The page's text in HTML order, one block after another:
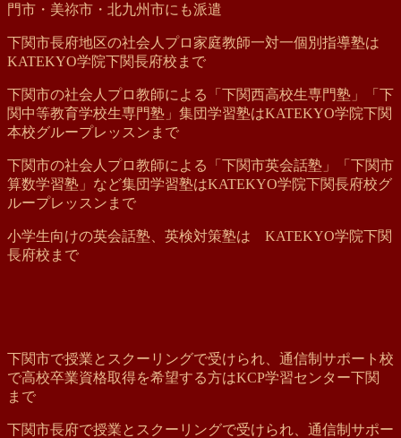
門市・美祢市・北九州市にも派遣
下関市長府地区の社会人プロ家庭教師一対一個別指導塾は
KATEKYO学院下関長府校まで
下関市の社会人プロ教師による「下関西高校生専門塾」「下
関中等教育学校生専門塾」集団学習塾はKATEKYO学院下関
本校グループレッスンまで
下関市の社会人プロ教師による「下関市英会話塾」「下関市
算数学習塾」など集団学習塾はKATEKYO学院下関長府校グ
ループレッスンまで
小学生向けの英会話塾、英検対策塾は KATEKYO学院下関
長府校まで
下関市で授業とスクーリングで受けられ、通信制サポート校
で高校卒業資格取得を希望する方はKCP学習センター下関
まで
下関市長府で授業とスクーリングで受けられ、通信制サポー